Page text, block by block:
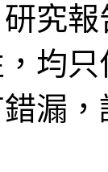
究
均
漏